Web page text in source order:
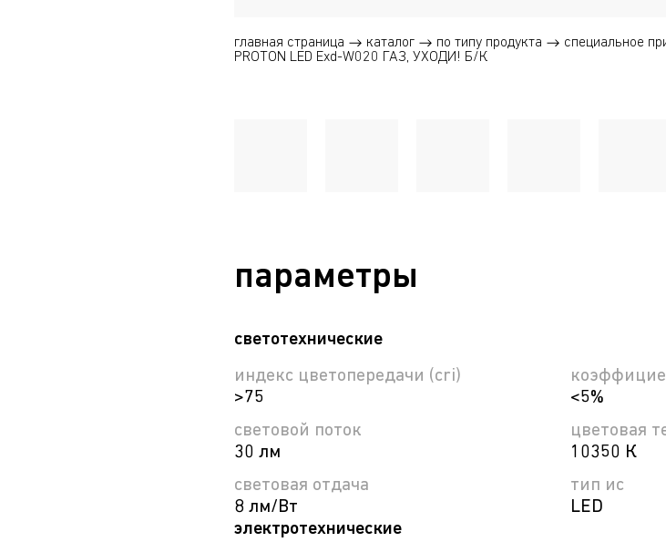
главная страница каталог по типу продукта специальное
PROTON LED Exd-W020 ГАЗ, УХОДИ! Б/К
параметры
светотехнические
индекс цветопередачи (cri)
>75
световой поток
30 лм
световая отдача
8 лм/Вт
<5%
цветовая
10350 К
тип ис
LED
электротехнические